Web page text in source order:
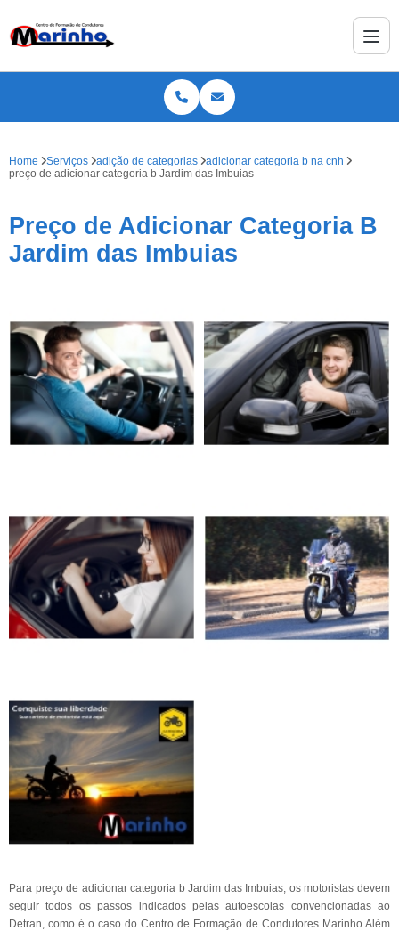
Home Serviços adição de categorias
adicionar categoria b na cnh
preço de adicionar categoria b Jardim das Imbuias
Preço de Adicionar Categoria B
Jardim das Imbuias
Para preço de adicionar categoria b Jardim das Imbuias, os motoristas devem
seguir todos os passos indicados pelas autoescolas convencionadas ao
Detran, como é o caso do Centro de Formação de Condutores Marinho Além